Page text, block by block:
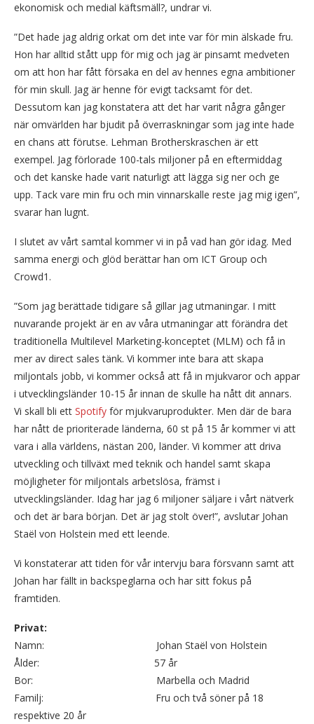
ekonomisk och medial käftsmäll?, undrar vi.
”Det hade jag aldrig orkat om det inte var för min älskade fru.
Hon har alltid stått upp för mig och jag är pinsamt medveten
om att hon har fått försaka en del av hennes egna ambitioner
för min skull. Jag är henne för evigt tacksamt för det.
Dessutom kan jag konstatera att det har varit några gånger
när omvärlden har bjudit på överraskningar som jag inte hade
en chans att förutse. Lehman Brotherskraschen är ett
exempel. Jag förlorade 100-tals miljoner på en eftermiddag
och det kanske hade varit naturligt att lägga sig ner och ge
upp. Tack vare min fru och min vinnarskalle reste jag mig igen”,
svarar han lugnt.
I slutet av vårt samtal kommer vi in på vad han gör idag. Med
samma energi och glöd berättar han om ICT Group och
Crowd1.
”Som jag berättade tidigare så gillar jag utmaningar. I mitt
nuvarande projekt är en av våra utmaningar att förändra det
traditionella Multilevel Marketing-konceptet (MLM) och få in
mer av direct sales tänk. Vi kommer inte bara att skapa
miljontals jobb, vi kommer också att få in mjukvaror och appar
i utvecklingsländer 10-15 år innan de skulle ha nått dit annars.
Vi skall bli ett Spotify för mjukvaruprodukter. Men där de bara
har nått de prioriterade länderna, 60 st på 15 år kommer vi att
vara i alla världens, nästan 200, länder. Vi kommer att driva
utveckling och tillväxt med teknik och handel samt skapa
möjligheter för miljontals arbetslösa, främst i
utvecklingsländer. Idag har jag 6 miljoner säljare i vårt nätverk
och det är bara början. Det är jag stolt över!”, avslutar Johan
Staël von Holstein med ett leende.
Vi konstaterar att tiden för vår intervju bara försvann samt att
Johan har fällt in backspeglarna och har sitt fokus på
framtiden.
Privat:
Namn: Johan Staël von Holstein
Ålder: 57 år
Bor: Marbella och Madrid
Familj: Fru och två söner på 18
respektive 20 år